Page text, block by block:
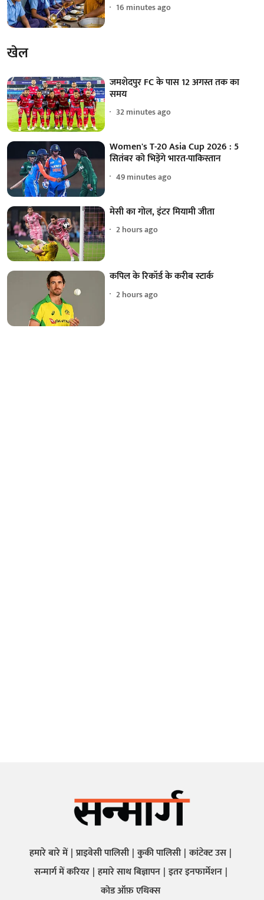
16 minutes ago
खेल
जमशेदपुर FC के पास 12 अगस्त तक का
समय
32 minutes ago
Women's T-20 Asia Cup 2026 : 5
सितंबर को भिड़ेंगे भारत-पाकिस्तान
49 minutes ago
मेसी का गोल, इंटर मियामी जीता
2 hours ago
कपिल के रिकॉर्ड के करीब स्टार्क
2 hours ago
हमारे बारे में प्राइवेसी पालिसी कुकी पालिसी कांटेक्ट उस
सन्मार्ग में करियर हमारे साथ बिज्ञापन इतर इनफार्मेशन
कोड ऑफ़ एथिक्स